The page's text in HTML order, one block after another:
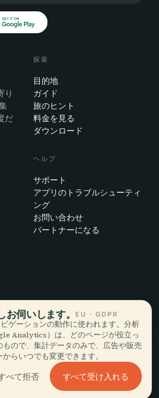
り
だ
探索
目的地
ガイド
旅のヒント
料金を見る
ダウンロード
ヘルプ
サポート
アプリのトラブルシューティ
ング
お問い合わせ
パートナーになる
ジュにて、旅の途上で、雲の上で作ってい
· ES · IT · PT · JA · ZH · HI · RU · CS · AR
伺いします。 EU · GDPR
ゲーションの動作に使われます。分析
Analytics）は、どのページが役立っ
ので、集計データのみで、広告や販売
らいつでも変更できます。
べて拒否 すべて受け入れる